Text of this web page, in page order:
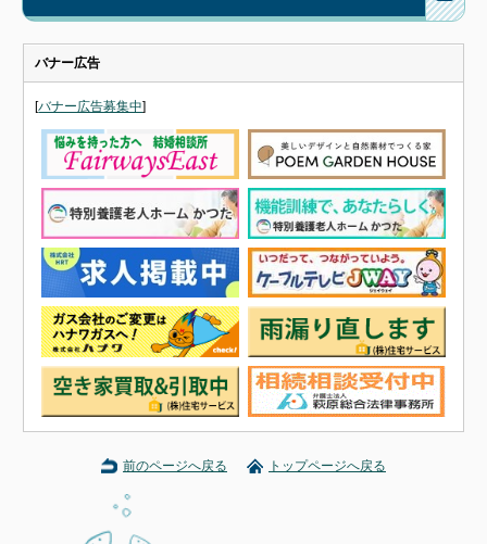
バナー広告
[バナー広告募集中]
前のページへ戻る トップページへ戻る